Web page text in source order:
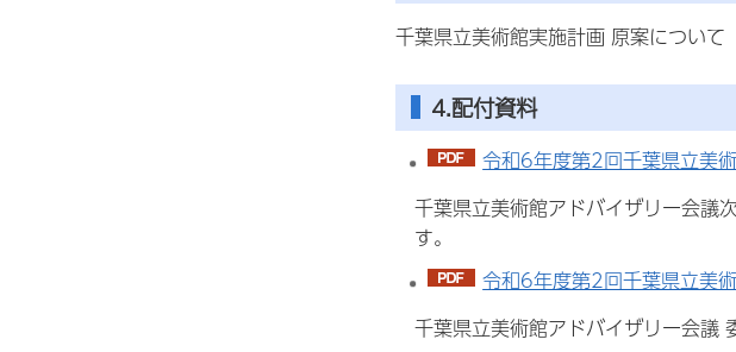
千葉県立美術館実施計画 原案について
4.配付資料
令和6年度第2回千葉県立美
千葉県立美術館アドバイザリー会議
す。
令和6年度第2回千葉県立美
千葉県立美術館アドバイザリー会議